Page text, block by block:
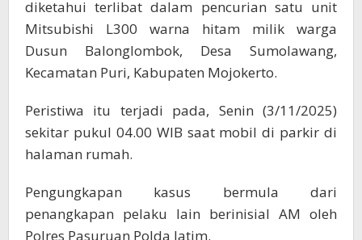
diketahui terlibat dalam pencurian satu unit
Mitsubishi L300 warna hitam milik warga
Dusun Balonglombok, Desa Sumolawang,
Kecamatan Puri, Kabupaten Mojokerto.
Peristiwa itu terjadi pada, Senin (3/11/2025)
sekitar pukul 04.00 WIB saat mobil di parkir di
halaman rumah.
Pengungkapan kasus bermula dari
penangkapan pelaku lain berinisial AM oleh
Polres Pasuruan Polda Jatim.